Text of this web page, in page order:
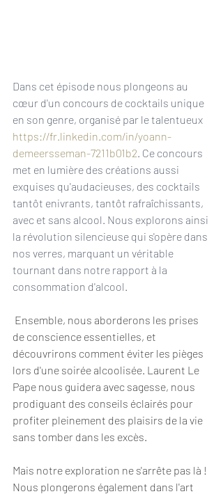
Dans cet épisode nous plongeons au
cœur d'un concours de cocktails unique
en son genre, organisé par le talentueux
https://fr.linkedin.com/in/yoann-
demeersseman-7211b01b2. Ce concours
met en lumière des créations aussi
exquises qu'audacieuses, des cocktails
tantôt enivrants, tantôt rafraîchissants,
avec et sans alcool. Nous explorons ainsi
la révolution silencieuse qui s'opère dans
nos verres, marquant un véritable
tournant dans notre rapport à la
consommation d'alcool.
de conscience essentielles, et
découvrirons comment éviter les pièges
lors d'une soirée alcoolisée. Laurent Le
Pape nous guidera avec sagesse, nous
prodiguant des conseils éclairés pour
profiter pleinement des plaisirs de la vie
sans tomber dans les excès.
Mais notre exploration ne s'arrête pas là !
Nous plongerons également dans l'art